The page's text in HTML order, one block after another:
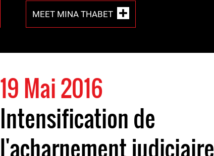
MEET MINA THABET
19 Mai 2016
Intensification de
l'acharnement judiciaire